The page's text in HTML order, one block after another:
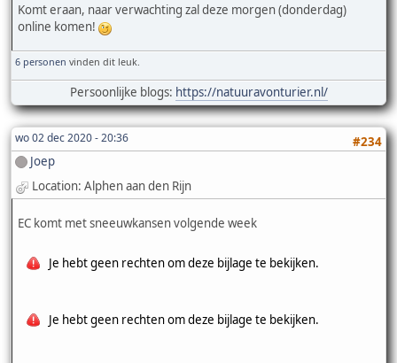
Komt eraan, naar verwachting zal deze morgen (donderdag)
online komen!
6 personen vinden dit leuk.
Persoonlijke blogs: https://natuuravonturier.nl/
wo 02 dec 2020 - 20:36
#234
Joep
Location: Alphen aan den Rijn
EC komt met sneeuwkansen volgende week
Je hebt geen rechten om deze bijlage te bekijken.
Je hebt geen rechten om deze bijlage te bekijken.